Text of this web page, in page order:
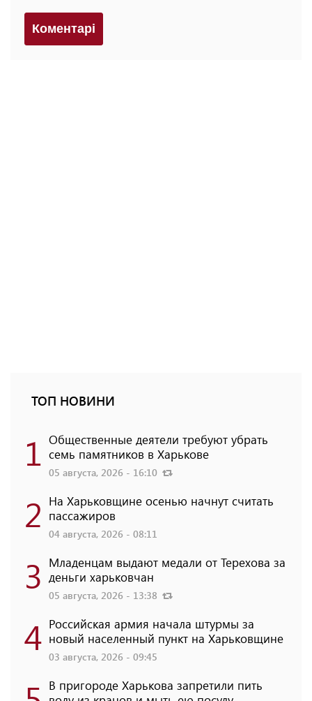
Коментарi
ТОП НОВИНИ
1 Общественные деятели требуют убрать
семь памятников в Харькове
05 августа, 2026 - 16:10
2 На Харьковщине осенью начнут считать
пассажиров
04 августа, 2026 - 08:11
3 Младенцам выдают медали от Терехова за
деньги харьковчан
05 августа, 2026 - 13:38
4 Российская армия начала штурмы за
новый населенный пункт на Харьковщине
03 августа, 2026 - 09:45
В пригороде Харькова запретили пить